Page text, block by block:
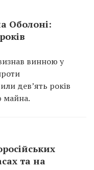
Оболоні:
винною у
дев’ять років
майна.
та на